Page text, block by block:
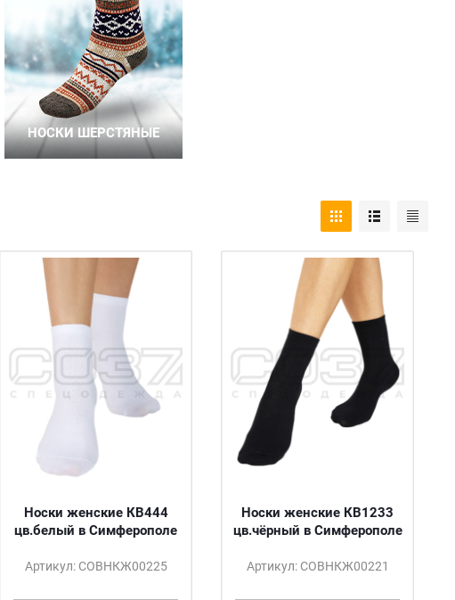
Носки женские КВ444
цв.белый в Симферополе
Артикул: СОВНКЖ00225
Носки женские КВ1233
цв.чёрный в Симферополе
Артикул: СОВНКЖ00221